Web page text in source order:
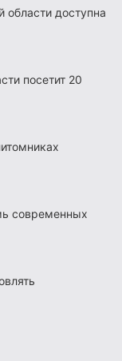
области доступна
посетит 20
современных